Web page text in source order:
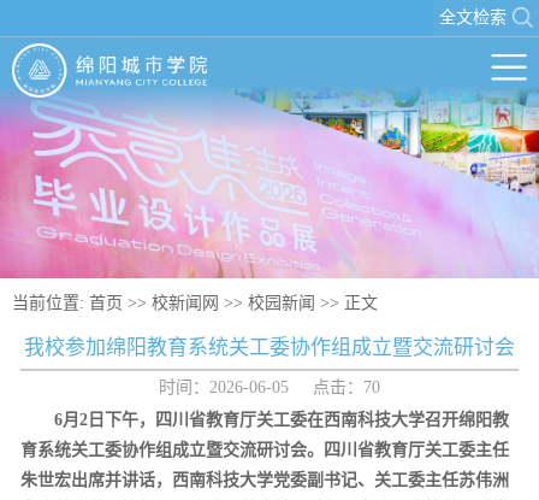
全文检索
当前位置: 首页 >> 校新闻网 >> 校园新闻 >> 正文
我校参加绵阳教育系统关工委协作组成立暨交流研讨会
时间：2026-06-05 点击： 70
6月2日下午，四川省教育厅关工委在西南科技大学召开绵阳教
育系统关工委协作组成立暨交流研讨会。四川省教育厅关工委主任
朱世宏出席并讲话，西南科技大学党委副书记、关工委主任苏伟洲